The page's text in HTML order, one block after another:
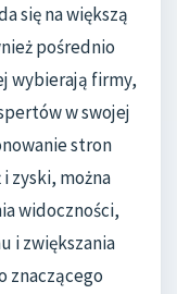
się na większą
pośrednio
wybierają firmy,
w swojej
stron
zyski, można
widoczności,
i zwiększania
znaczącego